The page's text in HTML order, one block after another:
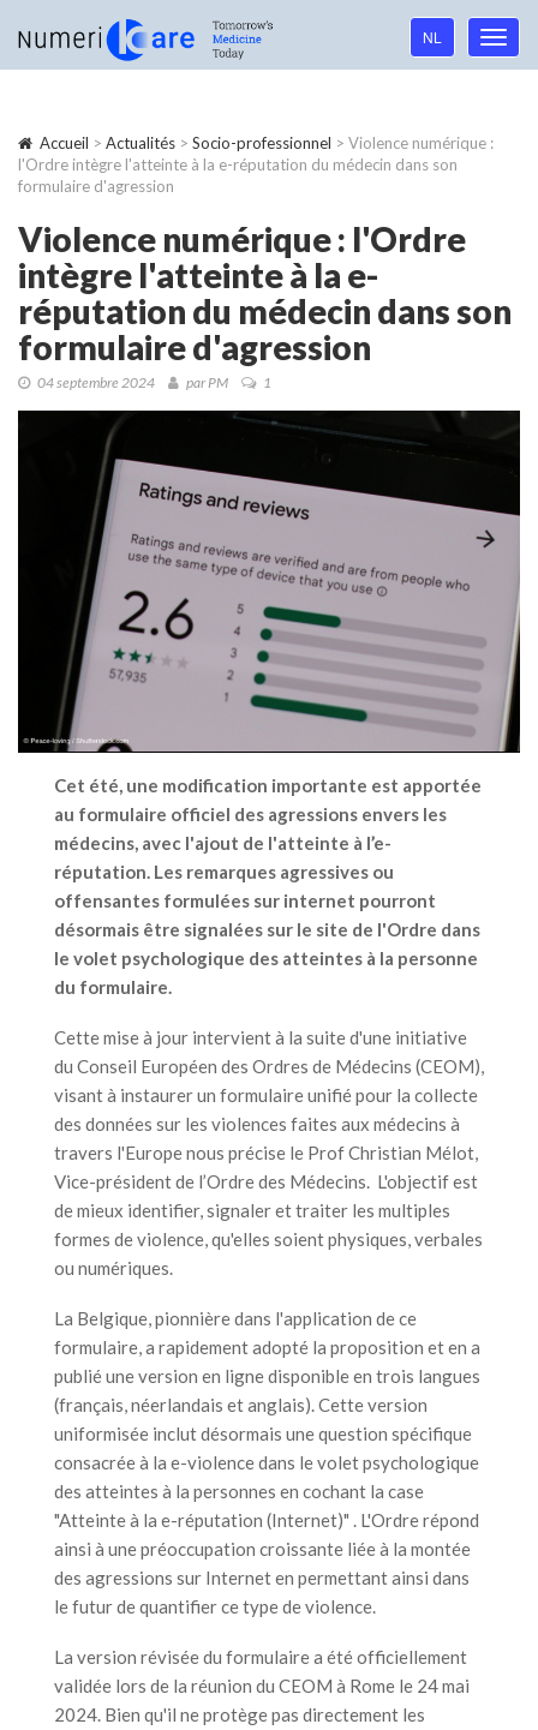
Language
navigation
NL
Accueil > Actualités > Socio-professionnel > Violence numérique :
l'Ordre intègre l'atteinte à la e-réputation du médecin dans son
formulaire d'agression
Violence numérique : l'Ordre
intègre l'atteinte à la e-
réputation du médecin dans son
formulaire d'agression
04 septembre 2024 par PM 1
Cet été, une modification importante est apportée
au formulaire officiel des agressions envers les
médecins, avec l'ajout de l'atteinte à l’e-
réputation. Les remarques agressives ou
offensantes formulées sur internet pourront
désormais être signalées sur le site de l'Ordre dans
le volet psychologique des atteintes à la personne
du formulaire.
Cette mise à jour intervient à la suite d'une initiative
du Conseil Européen des Ordres de Médecins (CEOM),
visant à instaurer un formulaire unifié pour la collecte
des données sur les violences faites aux médecins à
travers l'Europe nous précise le Prof Christian Mélot,
Vice-président de l’Ordre des Médecins. L'objectif est
de mieux identifier, signaler et traiter les multiples
formes de violence, qu'elles soient physiques, verbales
ou numériques.
La Belgique, pionnière dans l'application de ce
formulaire, a rapidement adopté la proposition et en a
publié une version en ligne disponible en trois langues
(français, néerlandais et anglais). Cette version
uniformisée inclut désormais une question spécifique
consacrée à la e-violence dans le volet psychologique
des atteintes à la personnes en cochant la case
"Atteinte à la e-réputation (Internet)" . L'Ordre répond
ainsi à une préoccupation croissante liée à la montée
des agressions sur Internet en permettant ainsi dans
le futur de quantifier ce type de violence.
La version révisée du formulaire a été officiellement
validée lors de la réunion du CEOM à Rome le 24 mai
2024. Bien qu'il ne protège pas directement les